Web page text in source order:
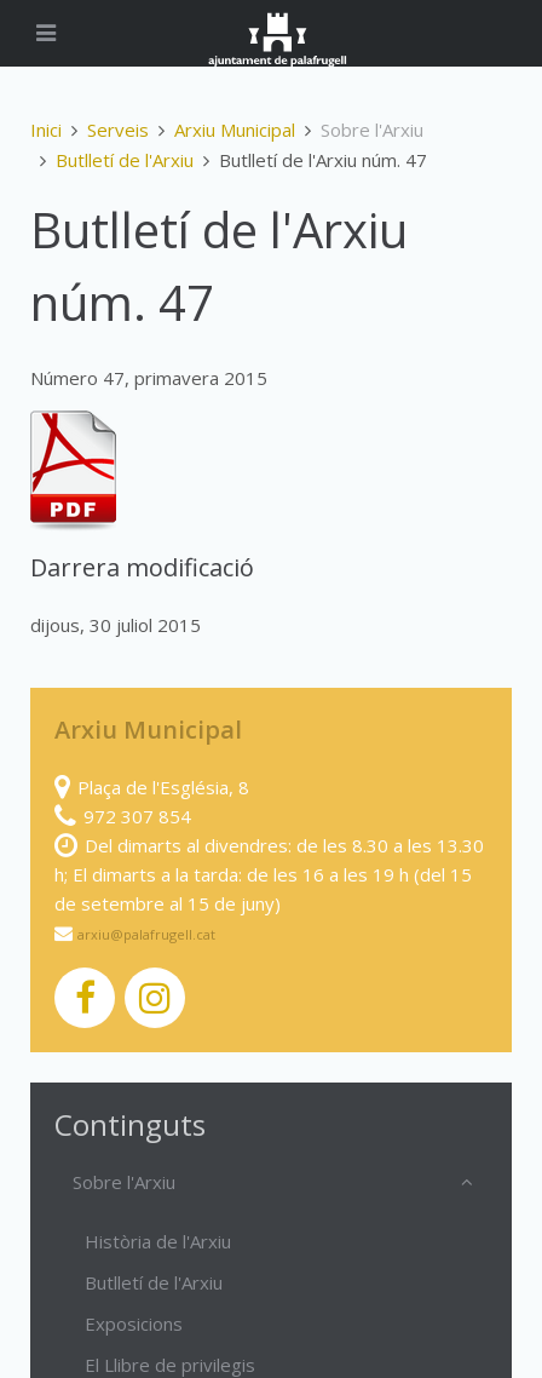
Inici Serveis Arxiu Municipal
Sobre l'Arxiu
Butlletí de l'Arxiu
Butlletí de l'Arxiu núm. 47
Butlletí de l'Arxiu
núm. 47
Número 47, primavera 2015
Darrera modificació
dijous, 30 juliol 2015
Arxiu Municipal
Plaça de l'Església, 8
972 307 854
Del dimarts al divendres: de les 8.30 a les 13.30
h; El dimarts a la tarda: de les 16 a les 19 h (del 15
de setembre al 15 de juny)
arxiu@palafrugell.cat
Continguts
Sobre l'Arxiu
Història de l'Arxiu
Butlletí de l'Arxiu
Exposicions
El Llibre de privilegis